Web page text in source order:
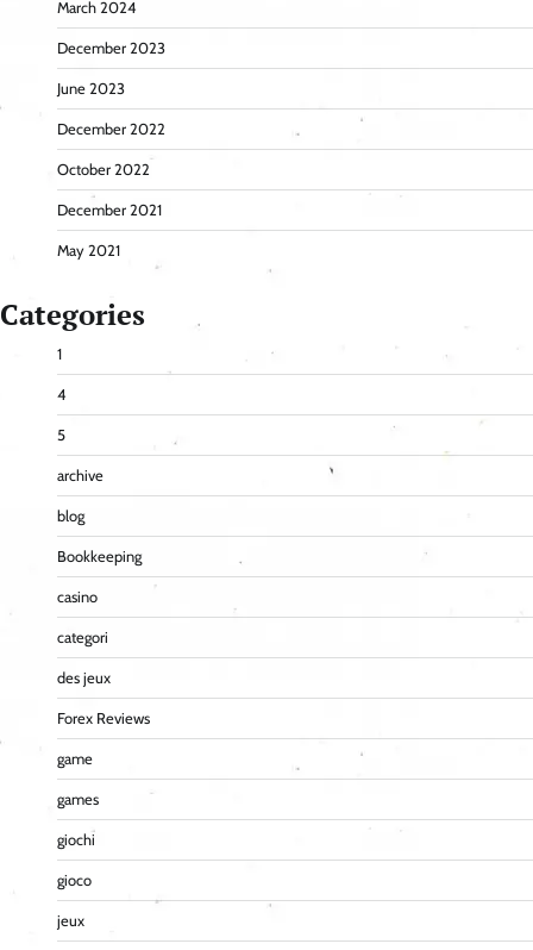
March 2024
December 2023
June 2023
December 2022
October 2022
December 2021
May 2021
Categories
1
4
5
archive
blog
Bookkeeping
casino
categori
des jeux
Forex Reviews
game
games
giochi
gioco
jeux